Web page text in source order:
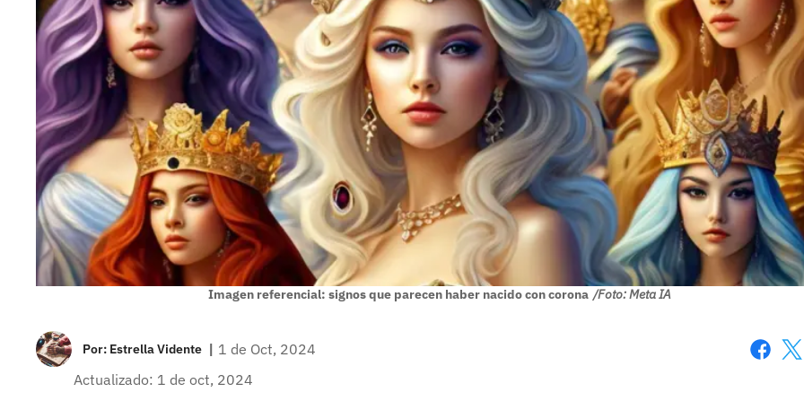
Imagen referencial: signos que parecen haber nacido con corona /Foto: Meta IA
Por: Estrella Vidente | 1 de Oct, 2024
Actualizado: 1 de oct, 2024